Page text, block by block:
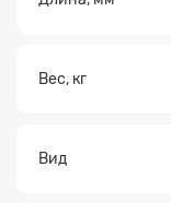
Вес, кг
Вид